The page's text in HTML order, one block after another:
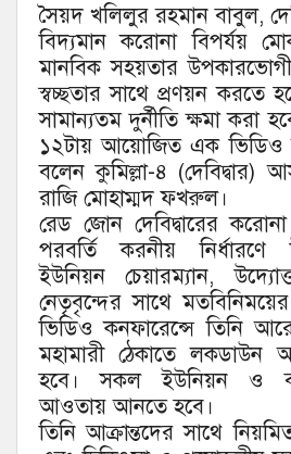
সৈয়দ খলিলুর রহমান বাবুল,
বিদ্যমান করোনা বিপর্যয়
মানবিক সহয়তার
স্বচ্ছতার সাথে প্রণয়ন করতে
সামান্যতম দুর্নীতি ক্ষমা করা
১২টায় আয়োজিত এক ভিডিও
বলেন কুমিল্লা-৪
রাজি মোহাম্মদ ফখরুল।
রেড জোন দেবিদ্বারের করোনা
পরবর্তি করনীয় নির্ধারণে
ইউনিয়ন চেয়ারম্যান,
নেতৃবৃন্দের সাথে
ভিডিও কনফারেন্সে তিনি
মহামারী ঠেকাতে
হবে। সকল ইউনিয়ন ও
আওতায় আনতে হবে।
তিনি আক্রান্তদের সাথে